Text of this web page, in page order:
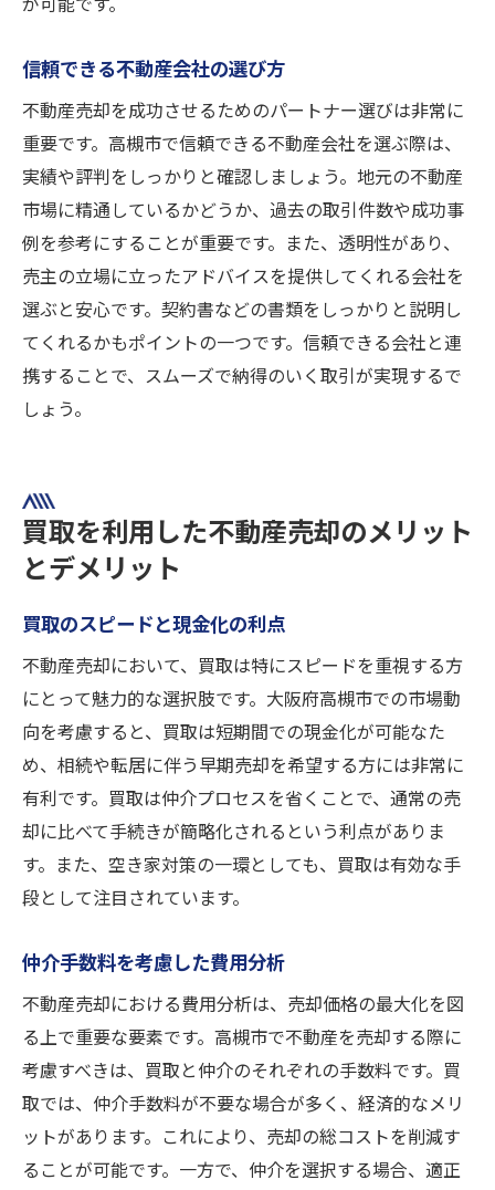
が可能です。
信頼できる不動産会社の選び方
不動産売却を成功させるためのパートナー選びは非常に
重要です。高槻市で信頼できる不動産会社を選ぶ際は、
実績や評判をしっかりと確認しましょう。地元の不動産
市場に精通しているかどうか、過去の取引件数や成功事
例を参考にすることが重要です。また、透明性があり、
売主の立場に立ったアドバイスを提供してくれる会社を
選ぶと安心です。契約書などの書類をしっかりと説明し
てくれるかもポイントの一つです。信頼できる会社と連
携することで、スムーズで納得のいく取引が実現するで
しょう。
買取を利用した不動産売却のメリット
とデメリット
買取のスピードと現金化の利点
不動産売却において、買取は特にスピードを重視する方
にとって魅力的な選択肢です。大阪府高槻市での市場動
向を考慮すると、買取は短期間での現金化が可能なた
め、相続や転居に伴う早期売却を希望する方には非常に
有利です。買取は仲介プロセスを省くことで、通常の売
却に比べて手続きが簡略化されるという利点がありま
す。また、空き家対策の一環としても、買取は有効な手
段として注目されています。
仲介手数料を考慮した費用分析
不動産売却における費用分析は、売却価格の最大化を図
る上で重要な要素です。高槻市で不動産を売却する際に
考慮すべきは、買取と仲介のそれぞれの手数料です。買
取では、仲介手数料が不要な場合が多く、経済的なメリ
ットがあります。これにより、売却の総コストを削減す
ることが可能です。一方で、仲介を選択する場合、適正